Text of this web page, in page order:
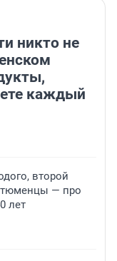
никто не
каждый
второй
тюменцы — про
лет